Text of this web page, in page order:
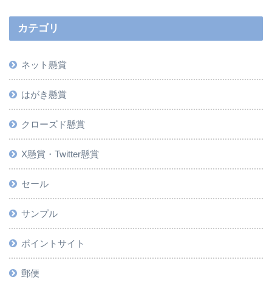
カテゴリ
ネット懸賞
はがき懸賞
クローズド懸賞
X懸賞・Twitter懸賞
セール
サンプル
ポイントサイト
郵便